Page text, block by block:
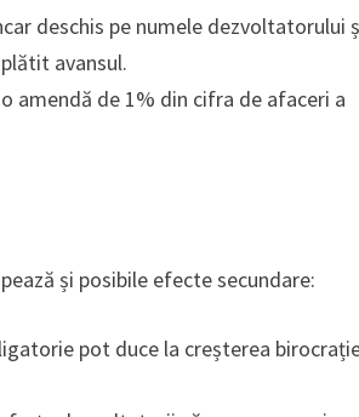
deschis pe numele dezvoltatorului
avansul.
amendă de 1% din cifra de afaceri a
și posibile efecte secundare:
pot duce la creșterea